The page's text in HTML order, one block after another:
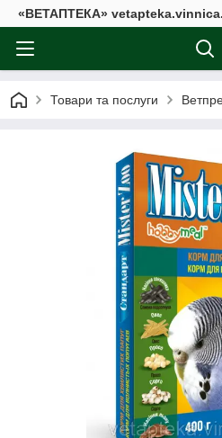
«ВЕТАПТЕКА»
Товари та послуги